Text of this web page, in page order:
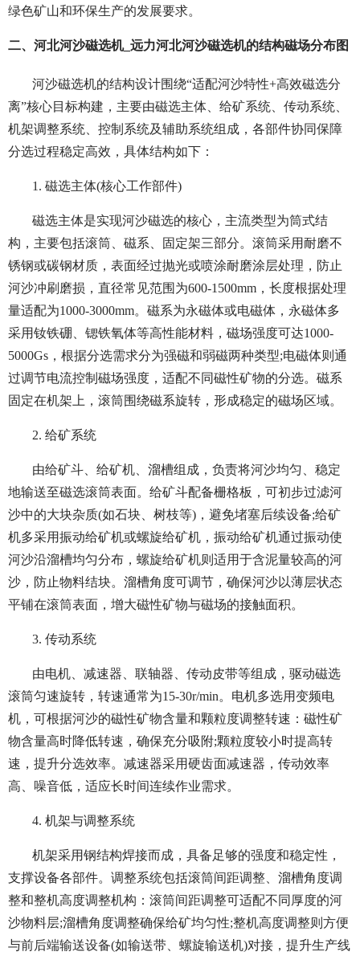
绿色矿山和环保生产的发展要求。
二、河北河沙磁选机_远力河北河沙磁选机的结构磁场分布图
河沙磁选机的结构设计围绕“适配河沙特性+高效磁选分
离”核心目标构建，主要由磁选主体、给矿系统、传动系统、
机架调整系统、控制系统及辅助系统组成，各部件协同保障
分选过程稳定高效，具体结构如下：
1. 磁选主体(核心工作部件)
磁选主体是实现河沙磁选的核心，主流类型为筒式结
构，主要包括滚筒、磁系、固定架三部分。滚筒采用耐磨不
锈钢或碳钢材质，表面经过抛光或喷涂耐磨涂层处理，防止
河沙冲刷磨损，直径常见范围为600-1500mm，长度根据处理
量适配为1000-3000mm。磁系为永磁体或电磁体，永磁体多
采用钕铁硼、锶铁氧体等高性能材料，磁场强度可达1000-
5000Gs，根据分选需求分为强磁和弱磁两种类型;电磁体则通
过调节电流控制磁场强度，适配不同磁性矿物的分选。磁系
固定在机架上，滚筒围绕磁系旋转，形成稳定的磁场区域。
2. 给矿系统
由给矿斗、给矿机、溜槽组成，负责将河沙均匀、稳定
地输送至磁选滚筒表面。给矿斗配备栅格板，可初步过滤河
沙中的大块杂质(如石块、树枝等)，避免堵塞后续设备;给矿
机多采用振动给矿机或螺旋给矿机，振动给矿机通过振动使
河沙沿溜槽均匀分布，螺旋给矿机则适用于含泥量较高的河
沙，防止物料结块。溜槽角度可调节，确保河沙以薄层状态
平铺在滚筒表面，增大磁性矿物与磁场的接触面积。
3. 传动系统
由电机、减速器、联轴器、传动皮带等组成，驱动磁选
滚筒匀速旋转，转速通常为15-30r/min。电机多选用变频电
机，可根据河沙的磁性矿物含量和颗粒度调整转速：磁性矿
物含量高时降低转速，确保充分吸附;颗粒度较小时提高转
速，提升分选效率。减速器采用硬齿面减速器，传动效率
高、噪音低，适应长时间连续作业需求。
4. 机架与调整系统
机架采用钢结构焊接而成，具备足够的强度和稳定性，
支撑设备各部件。调整系统包括滚筒间距调整、溜槽角度调
整和整机高度调整机构：滚筒间距调整可适配不同厚度的河
沙物料层;溜槽角度调整确保给矿均匀性;整机高度调整则方便
与前后端输送设备(如输送带、螺旋输送机)对接，提升生产线